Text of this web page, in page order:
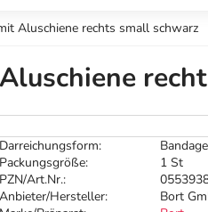
Aluschiene rechts small schwarz
Darreichungsform:
Bandage
Packungsgröße:
1 St
PZN/Art.Nr.:
Anbieter/Hersteller:
Bort